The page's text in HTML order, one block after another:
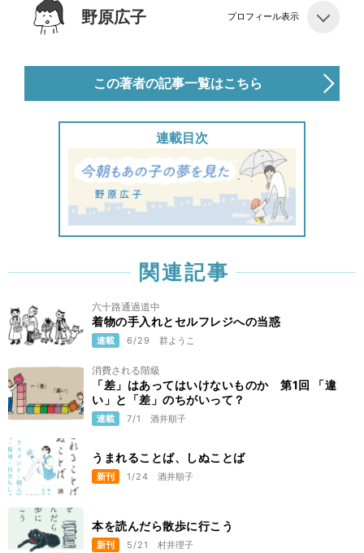
野原広子 プロフィール表示
この著者の記事一覧はこちら
連載目次
関連記事
六十路通過道中
着物の手入れとセルフレジへの当惑
連載 6/29 群ようこ
消費される階級
「差」はあってはいけないものか 第1回 「違
い」と「差」のちがいって？
連載 7/1 酒井順子
うまれることば、しぬことば
新刊 1/24 酒井順子
本を読んだら散歩に行こう
新刊 5/21 村井理子